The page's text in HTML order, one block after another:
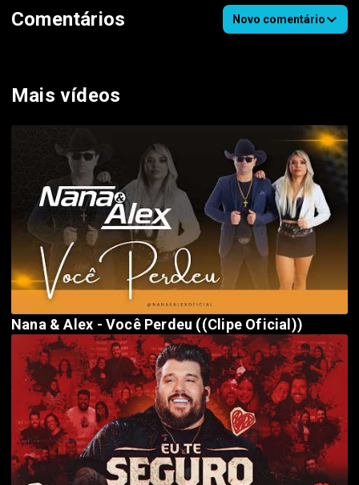
Mais vídeos
Nana & Alex - Você Perdeu ((Clipe Oficial))
Comentários Novo comentário